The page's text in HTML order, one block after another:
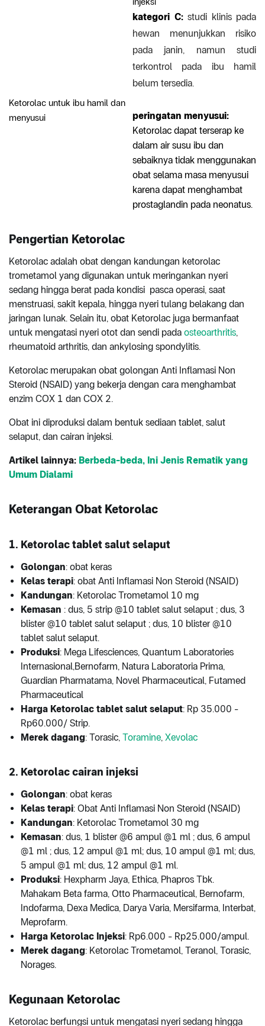
Ketorolac untuk ibu hamil dan
menyusui
kategori C: studi klinis pada
hewan menunjukkan risiko
pada janin, namun studi
terkontrol pada ibu hamil
belum tersedia.
peringatan menyusui:
Ketorolac dapat terserap ke
dalam air susu ibu dan
sebaiknya tidak menggunakan
obat selama masa menyusui
karena dapat menghambat
prostaglandin pada neonatus.
Pengertian Ketorolac
Ketorolac adalah obat dengan kandungan ketorolac
trometamol yang digunakan untuk meringankan nyeri
sedang hingga berat pada kondisi pasca operasi, saat
menstruasi, sakit kepala, hingga nyeri tulang belakang dan
jaringan lunak. Selain itu, obat Ketorolac juga bermanfaat
untuk mengatasi nyeri otot dan sendi pada osteoarthritis,
rheumatoid arthritis, dan ankylosing spondylitis.
Ketorolac merupakan obat golongan Anti Inflamasi Non
Steroid (NSAID) yang bekerja dengan cara menghambat
enzim COX 1 dan COX 2.
Obat ini diproduksi dalam bentuk sediaan tablet, salut
selaput, dan cairan injeksi.
Artikel lainnya: Berbeda-beda, Ini Jenis Rematik yang
Umum Dialami
Keterangan Obat Ketorolac
1. Ketorolac tablet salut selaput
Golongan: obat keras
Kelas terapi: obat Anti Inflamasi Non Steroid (NSAID)
Kandungan: Ketorolac Trometamol 10 mg
Kemasan : dus, 5 strip @10 tablet salut selaput ; dus, 3
blister @10 tablet salut selaput ; dus, 10 blister @10
tablet salut selaput.
Produksi: Mega Lifesciences, Quantum Laboratories
Internasional,Bernofarm, Natura Laboratoria Prima,
Guardian Pharmatama, Novel Pharmaceutical, Futamed
Pharmaceutical
Harga Ketorolac tablet salut selaput: Rp 35.000 -
Rp60.000/ Strip.
Merek dagang: Torasic, Toramine, Xevolac
2. Ketorolac cairan injeksi
Golongan: obat keras
Kelas terapi: Obat Anti Inflamasi Non Steroid (NSAID)
Kandungan: Ketorolac Trometamol 30 mg
Kemasan: dus, 1 blister @6 ampul @1 ml ; dus, 6 ampul
@1 ml ; dus, 12 ampul @1 ml; dus, 10 ampul @1 ml; dus,
5 ampul @1 ml; dus, 12 ampul @1 ml.
Produksi: Hexpharm Jaya, Ethica, Phapros Tbk.
Mahakam Beta farma, Otto Pharmaceutical, Bernofarm,
Indofarma, Dexa Medica, Darya Varia, Mersifarma, Interbat,
Meprofarm.
Harga Ketorolac Injeksi: Rp6.000 - Rp25.000/ampul.
Merek dagang: Ketorolac Trometamol, Teranol, Torasic,
Norages.
Kegunaan Ketorolac
Ketorolac berfungsi untuk mengatasi nyeri sedang hingga